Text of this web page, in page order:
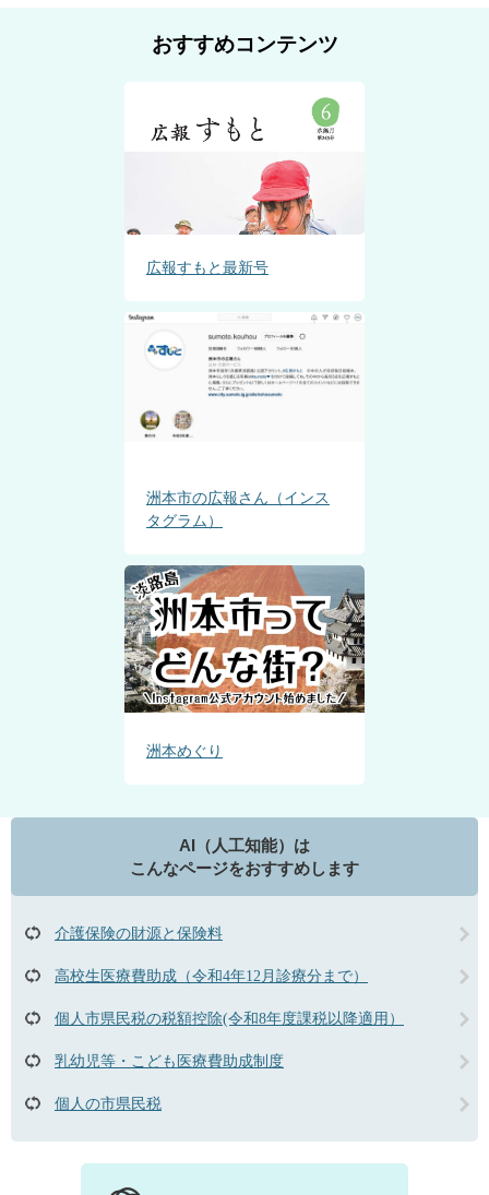
おすすめコンテンツ
広報すもと最新号
洲本市の広報さん（インス
タグラム）
洲本めぐり
AI（人工知能）は
こんなページをおすすめします
介護保険の財源と保険料
高校生医療費助成（令和4年12月診療分まで）
個人市県民税の税額控除(令和8年度課税以降適用）
乳幼児等・こども医療費助成制度
個人の市県民税